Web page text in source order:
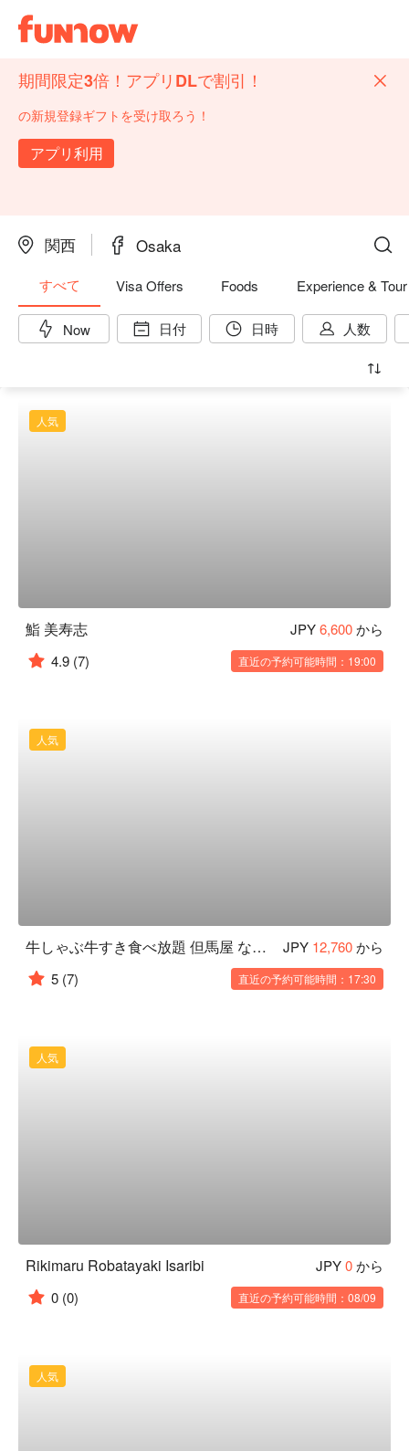
期間限定3倍！アプリDLで割引！
の新規登録ギフトを受け取ろう！
アプリ利用
関西 Osaka
すべて Visa Offers Foods Experience & Tour
Now 日付 日時 人数
人気
鮨 美寿志 JPY6,600から
4.9 (7) 直近の予約可能時間：19:00
人気
牛しゃぶ牛すき食べ放題 但馬屋 なんば CITY 店 JPY 12,760から
5 (7) 直近の予約可能時間：17:30
人気
Rikimaru Robatayaki Isaribi JPY0から
0 (0) 直近の予約可能時間：08/09
人気